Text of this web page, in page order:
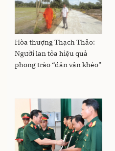
Hòa thượng Thạch Thảo:
Người lan tỏa hiệu quả
phong trào “dân vận khéo”